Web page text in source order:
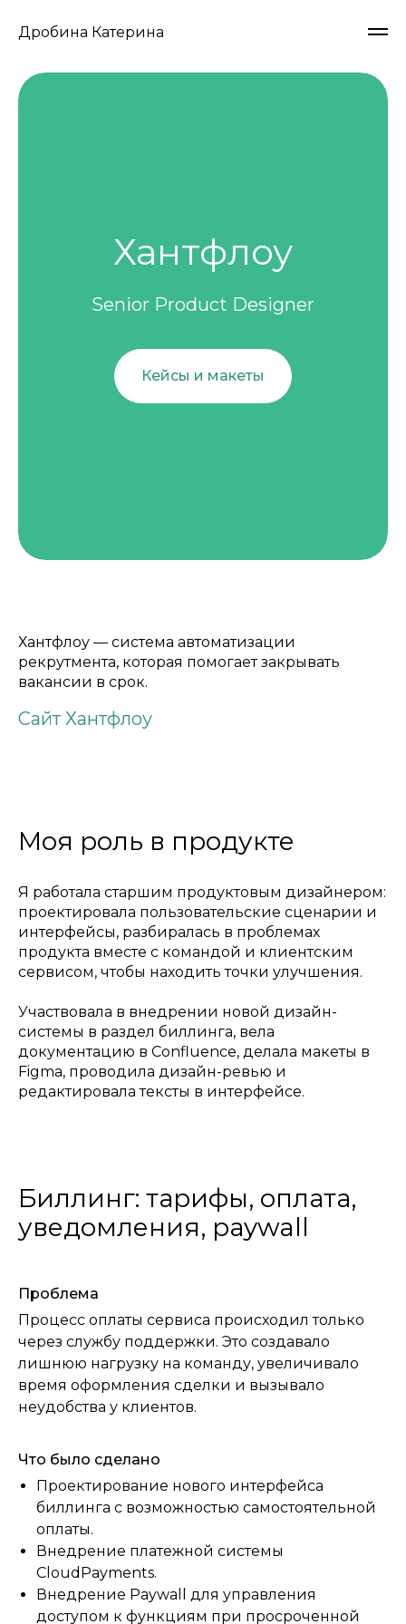
Дробина Катерина
Хантфлоу
Senior Product Designer
Кейсы и макеты
Хантфлоу — система автоматизации
рекрутмента, которая помогает закрывать
вакансии в срок.
Сайт Хантфлоу
Моя роль в продукте
Я работала старшим продуктовым дизайнером:
проектировала пользовательские сценарии и
интерфейсы, разбиралась в проблемах
продукта вместе с командой и клиентским
сервисом, чтобы находить точки улучшения.
Участвовала в внедрении новой дизайн-
системы в раздел биллинга, вела
документацию в Confluence, делала макеты в
Figma, проводила дизайн-ревью и
редактировала тексты в интерфейсе.
Биллинг: тарифы, оплата,
уведомления, paywall
Проблема
Процесс оплаты сервиса происходил только
через службу поддержки. Это создавало
лишнюю нагрузку на команду, увеличивало
время оформления сделки и вызывало
неудобства у клиентов.
Что было сделано
Проектирование нового интерфейса
биллинга с возможностью самостоятельной
оплаты.
Внедрение платежной системы
CloudPayments.
Внедрение Paywall для управления
доступом к функциям при просроченной